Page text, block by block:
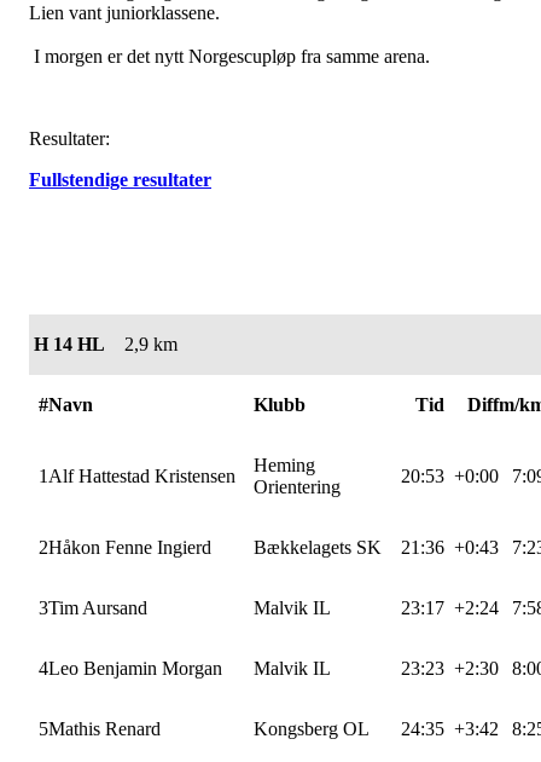
Lien vant juniorklassene.
I morgen er det nytt Norgescupløp fra samme arena.
Resultater:
Fullstendige resultater
H 14 HL 2,9 km
#Navn Klubb Tid Diffm/
1 Alf Hattestad Kristensen
Heming
Orientering
20:53 +0:00
2Håkon Fenne Ingierd Bækkelagets SK 21:36 +0:43
3Tim Aursand Malvik IL 23:17 +2:24
4Leo Benjamin Morgan Malvik IL 23:23 +2:30
5Mathis Renard Kongsberg OL 24:35 +3:42